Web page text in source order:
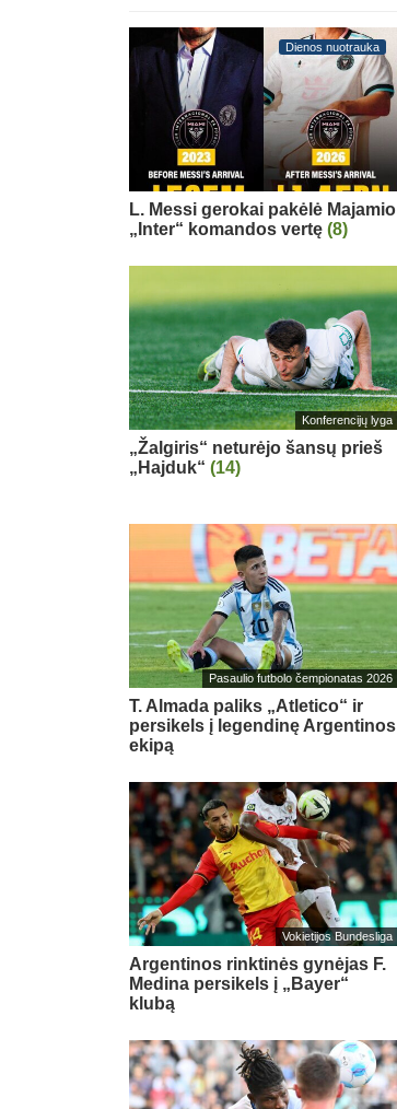
Dienos nuotrauka
L. Messi gerokai pakėlė Majamio
„Inter“ komandos vertę (8)
Konferencijų lyga
„Žalgiris“ neturėjo šansų prieš
„Hajduk“ (14)
Pasaulio futbolo čempionatas 2026
T. Almada paliks „Atletico“ ir
persikels į legendinę Argentinos
ekipą
Vokietijos Bundesliga
Argentinos rinktinės gynėjas F.
Medina persikels į „Bayer“
klubą